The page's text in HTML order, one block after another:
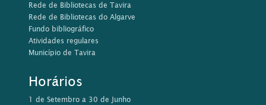
Rede de Bibliotecas de Tavira
Rede de Bibliotecas do Algarve
Fundo bibliográfico
Atividades regulares
Município de Tavira
Horários
1 de Setembro a 30 de Junho